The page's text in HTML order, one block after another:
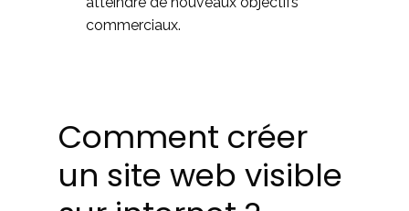
commerciaux.
Comment créer
un site web visible